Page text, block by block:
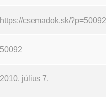
https://csemadok.sk/?p=50092
50092
2010. július 7.